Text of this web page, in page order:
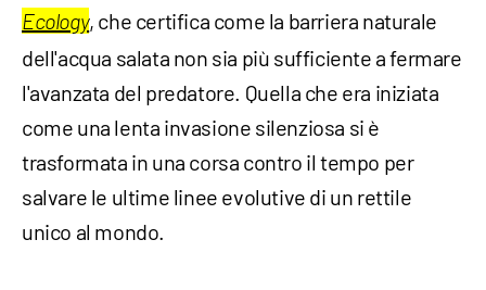
Ecology, che certifica come la barriera naturale
dell'acqua salata non sia più sufficiente a fermare
l'avanzata del predatore. Quella che era iniziata
come una lenta invasione silenziosa si è
trasformata in una corsa contro il tempo per
salvare le ultime linee evolutive di un rettile
unico al mondo.